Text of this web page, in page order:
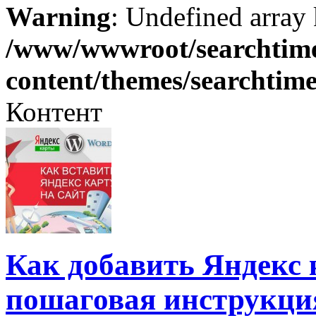
Warning: Undefined
/www/wwwroot/
content/themes/
Контент
Как добавить Яндекс
пошаговая